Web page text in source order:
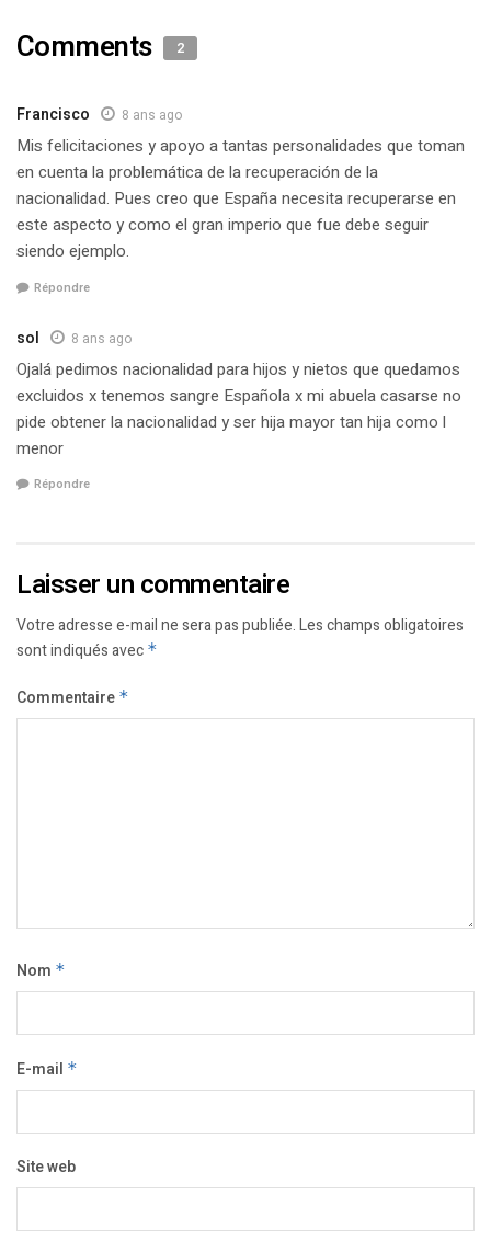
Comments 2
Francisco 8 ans ago
Mis felicitaciones y apoyo a tantas personalidades que toman
en cuenta la problemática de la recuperación de la
nacionalidad. Pues creo que España necesita recuperarse en
este aspecto y como el gran imperio que fue debe seguir
siendo ejemplo.
Répondre
sol 8 ans ago
Ojalá pedimos nacionalidad para hijos y nietos que quedamos
excluidos x tenemos sangre Española x mi abuela casarse no
pide obtener la nacionalidad y ser hija mayor tan hija como l
menor
Répondre
Laisser un commentaire
Votre adresse e-mail ne sera pas publiée.Les champs obligatoires
sont indiqués avec *
Commentaire *
Nom *
E-mail *
Site web